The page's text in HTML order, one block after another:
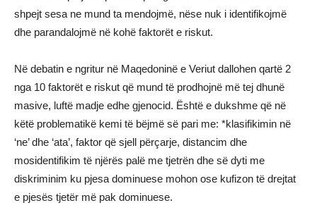
shpejt sesa ne mund ta mendojmë, nëse nuk i identifikojmë
dhe parandalojmë në kohë faktorët e riskut.
Në debatin e ngritur në Maqedoninë e Veriut dallohen qartë 2
nga 10 faktorët e riskut që mund të prodhojnë më tej dhunë
masive, luftë madje edhe gjenocid. Është e dukshme që në
këtë problematikë kemi të bëjmë së pari me: *klasifikimin në
‘ne’ dhe ‘ata’, faktor që sjell përçarje, distancim dhe
mosidentifikim të njërës palë me tjetrën dhe së dyti me
diskriminim ku pjesa dominuese mohon ose kufizon të drejtat
e pjesës tjetër më pak dominuese.